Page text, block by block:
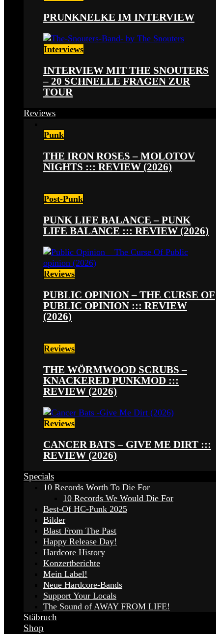
PRUNKNELKE IM INTERVIEW
Interviews
INTERVIEW MIT THE SNOUTERS
– 20 SCHNELLE FRAGEN ZUR
TOUR
Reviews
Punk
THE IRON ROSES – MOLOTOV
NIGHTS ::: REVIEW (2026)
Post-Punk
PUNK LIFE BALANCE – PUNK
LIFE BALANCE ::: REVIEW (2026)
Reviews
PUBLIC OPINION – THE CURSE OF
PUBLIC OPINION ::: REVIEW
(2026)
Reviews
THE WÖRMWOOD SCRUBS –
KNACKERED PUNKMOD :::
REVIEW (2026)
Reviews
CANCER BATS – GIVE ME DIRT :::
REVIEW (2026)
Specials
10 Records Worth To Die For
10 Records We Would Die For
Best-Of HC-Punk 2025
Bilder
Blast From The Past
Happy Release Day!
Hardcore History
Konzertberichte
Mein Label!
Neue Hardcore-Bands
Support Your Locals
The Sound of AWAY FROM LIFE!
Stäbruch
Shop